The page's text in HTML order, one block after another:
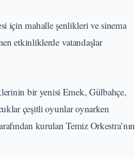
için mahalle şenlikleri ve sinema
etkinliklerde vatandaşlar
bir yenisi Emek, Gülbahçe,
çeşitli oyunlar oynarken
kurulan Temiz Orkestra’nın